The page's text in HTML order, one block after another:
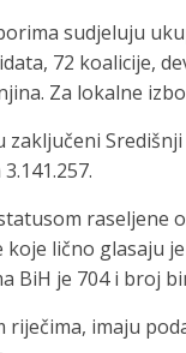
sudjeluju
72 koalicije,
Za lokalne
zaključeni
raseljene
koje lično glasaju
BiH je 704 i broj
riječima, imaju